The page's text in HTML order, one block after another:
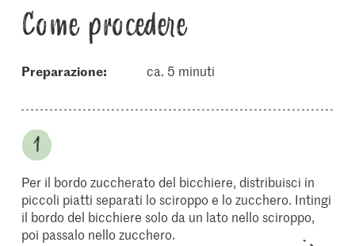
Come procedere
Preparazione: ca. 5 minuti
Per il bordo zuccherato del bicchiere, distribuisci in
piccoli piatti separati lo sciroppo e lo zucchero. Intingi
il bordo del bicchiere solo da un lato nello sciroppo,
poi passalo nello zucchero.